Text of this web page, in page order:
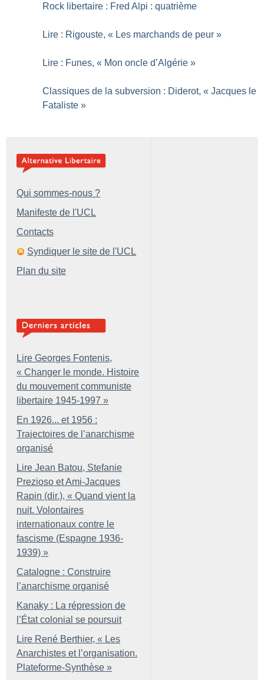
Rock libertaire : Fred Alpi : quatrième
Lire : Rigouste, « Les marchands de peur »
Lire : Funes, « Mon oncle d’Algérie »
Classiques de la subversion : Diderot, « Jacques le
Fataliste »
Qui sommes-nous ?
Manifeste de l'UCL
Contacts
Syndiquer le site de l'UCL
Plan du site
Lire Georges Fontenis,
« Changer le monde. Histoire
du mouvement communiste
libertaire 1945-1997 »
En 1926... et 1956 :
Trajectoires de l’anarchisme
organisé
Lire Jean Batou, Stefanie
Prezioso et Ami-Jacques
Rapin (dir.), « Quand vient la
nuit. Volontaires
internationaux contre le
fascisme (Espagne 1936-
1939) »
Catalogne : Construire
l’anarchisme organisé
Kanaky : La répression de
l’État colonial se poursuit
Lire René Berthier, « Les
Anarchistes et l’organisation.
Plateforme-Synthèse »